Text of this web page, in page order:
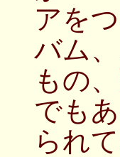
アを
バム
もの
でも
られ